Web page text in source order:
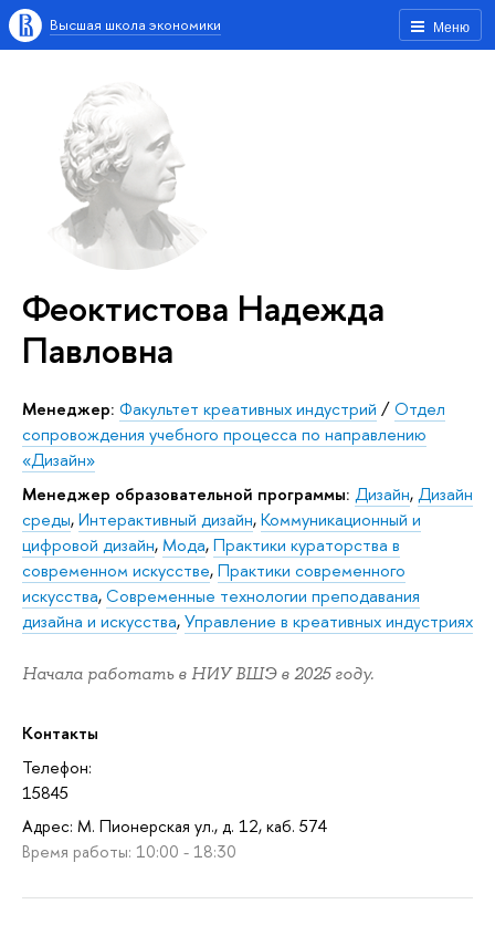
Меню
Высшая школа экономики
Феоктистова Надежда
Павловна
Менеджер: Факультет креативных индустрий /Отдел
сопровождения учебного процесса по направлению
«Дизайн»
Менеджер образовательной программы: Дизайн,Дизайн
среды,Интерактивный дизайн,Коммуникационный и
цифровой дизайн,Мода,Практики кураторства в
современном искусстве,Практики современного
искусства,Современные технологии преподавания
дизайна и искусства,Управление в креативных индустриях
Начала работать в НИУ ВШЭ в 2025 году.
Контакты
Телефон:
15845
Адрес: М. Пионерская ул., д. 12, каб. 574
Время работы: 10:00 - 18:30